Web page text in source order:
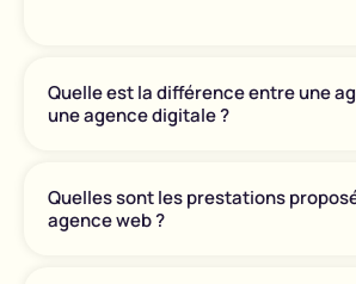
Quelle est la différence entre une
une agence digitale ?
Quelles sont les prestations
agence web ?